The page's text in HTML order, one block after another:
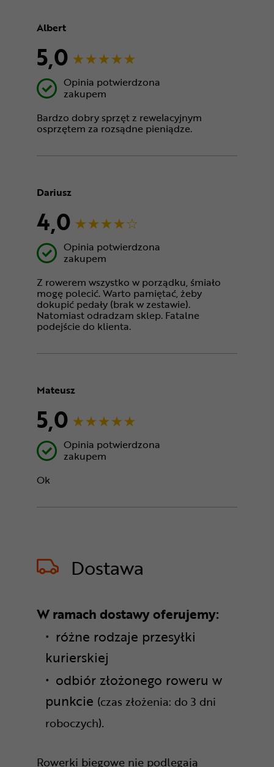
Albert
5,0
Opinia potwierdzona
zakupem
Bardzo dobry sprzęt z rewelacyjnym
osprzętem za rozsądne pieniądze.
Dariusz
4,0
Opinia potwierdzona
zakupem
Z rowerem wszystko w porządku, śmiało
mogę polecić. Warto pamiętać, żeby
dokupić pedały (brak w zestawie).
Natomiast odradzam sklep. Fatalne
podejście do klienta.
Mateusz
5,0
Opinia potwierdzona
zakupem
Ok
Dostawa
W ramach dostawy oferujemy:
różne rodzaje przesyłki
kurierskiej
odbiór złożonego roweru w
punkcie (czas złożenia: do 3 dni
roboczych).
Rowerki biegowe nie podlegają